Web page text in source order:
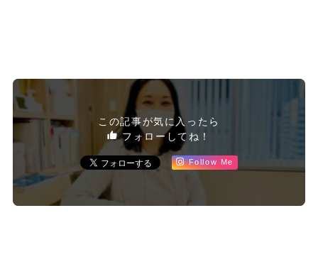
この記事が気に入ったら
フォローしてね！
Follow Me